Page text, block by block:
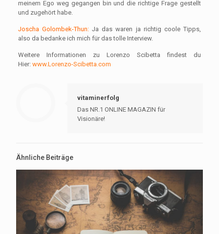
meinem Ego weg gegangen bin und die richtige Frage gestellt
und zugehört habe.
Joscha Golombek-Thun:Ja das waren ja richtig coole Tipps,
also da bedanke ich mich für das tolle Interview.
Weitere Informationen zu Lorenzo Scibetta findest du
Hier: www.Lorenzo-Scibetta.com
vitaminerfolg
Das NR.1 ONLINE MAGAZIN für
Visionäre!
Ähnliche Beiträge